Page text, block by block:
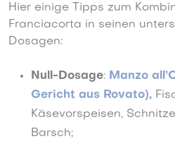
Hier einige Tipps zum
Franciacorta in seinen
Dosagen:
Null-Dosage: Manzo
Gericht aus Rovato),
Käsevorspeisen,
Barsch;